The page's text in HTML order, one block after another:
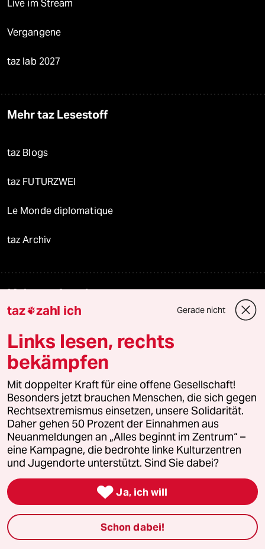
Live im Stream
Vergangene
taz lab 2027
Mehr taz Lesestoff
taz Blogs
taz FUTURZWEI
Le Monde diplomatique
taz Archiv
Mehr taz Angebote
Reisen
Kantine
Shop
Anzeigen
Fragen & Hilfe
Feedback
Aboservice
taz zahl ich Gerade nicht
Links lesen, rechts
bekämpfen
Mit doppelter Kraft für eine offene Gesellschaft!
Besonders jetzt brauchen Menschen, die sich gegen
Rechtsextremismus einsetzen, unsere Solidarität.
Daher gehen 50 Prozent der Einnahmen aus
Neuanmeldungen an „Alles beginnt im Zentrum“ –
eine Kampagne, die bedrohte linke Kulturzentren
und Jugendorte unterstützt. Sind Sie dabei?
 Ja, ich will
Schon dabei!